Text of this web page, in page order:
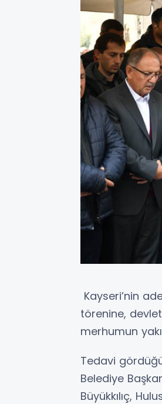
Kayseri’nin
törenine,
merhumun
Tedavi
Belediye
Büyükkılıç,